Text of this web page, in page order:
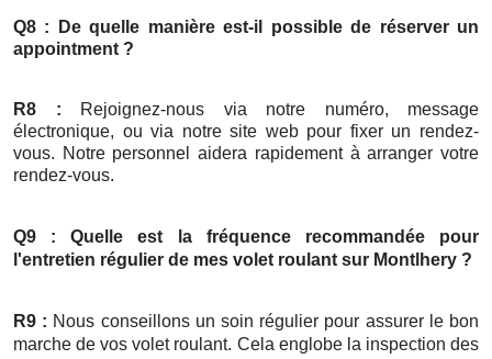
Q8 : De quelle manière est-il possible de réserver un
appointment ?
R8 : Rejoignez-nous via notre numéro, message
électronique, ou via notre site web pour fixer un rendez-
vous. Notre personnel aidera rapidement à arranger votre
rendez-vous.
Q9 : Quelle est la fréquence recommandée pour
l'entretien régulier de mes volet roulant sur Montlhery ?
R9 : Nous conseillons un soin régulier pour assurer le bon
marche de vos volet roulant. Cela englobe la inspection des